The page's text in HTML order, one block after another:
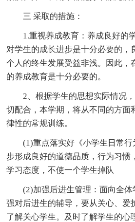
三 采取的措施：
1.重视养成教育：养成良好的
对学生的成长进步是十分必要的，
个人的终生发展受益非浅。因此，
的养成教育是十分必要的。
2、根据学生的思想实际情况
切配合，本学期，将从不同的方面
律性的常规训练。
(1)重点落实好《小学生日常
步形成良好的道德品质，行为习惯
学习态度，不使一个学生掉队
(2)加强后进生管理：面向全
强对后进生的辅导，要从关心、爱
了解关心学生。及时了解学生的心